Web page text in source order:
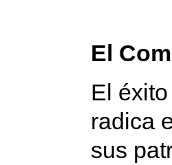
El
El
radica
sus